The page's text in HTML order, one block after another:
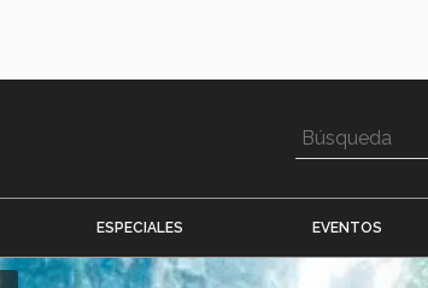
ESPECIALES EVENTOS